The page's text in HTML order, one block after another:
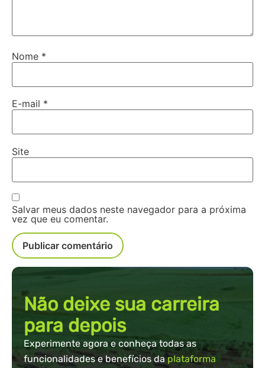
Nome *
E-mail *
Site
Salvar meus dados neste navegador para a próxima
vez que eu comentar.
Não deixe sua carreira
para depois
Experimente agora e conheça todas as
funcionalidades e benefícios daplataforma